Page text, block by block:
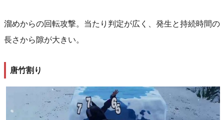
溜めからの回転攻撃。当たり判定が広く、発生と持続時間の
長さから隙が大きい。
唐竹割り